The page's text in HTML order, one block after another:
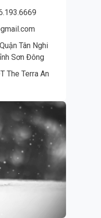
Tân Nghi
Sơn Đông
The Terra An